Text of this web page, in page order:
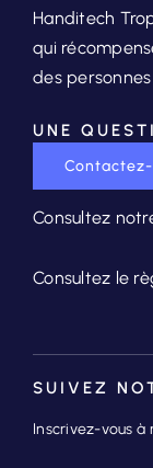
Handitech
qui
des
UNE
Contactez-
Consultez
Consultez le
SUIVEZ
Inscrivez-vous